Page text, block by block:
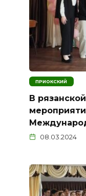
ПРИОКСКИЙ
В
08.03.2024